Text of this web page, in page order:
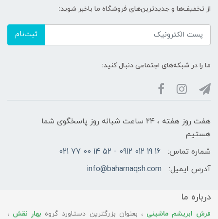
از تخفیف‌ها و جدیدترین‌های فروشگاه ما باخبر شوید:
ثبت‌نام
ما را در شبکه‌های اجتماعی دنبال کنید:
هفت روز هفته ، ۲۴ ساعت شبانه‌ روز پاسخگوی شما
هستیم
شماره تماس:
16 19 012 0912 - 52 14 00 77 021
آدرس ایمیل:
info@baharnaqsh.com
درباره ما
فرش ابریشم ماشینی ، بعنوان بزرگترین دستاورد گروه بهار نقش ،